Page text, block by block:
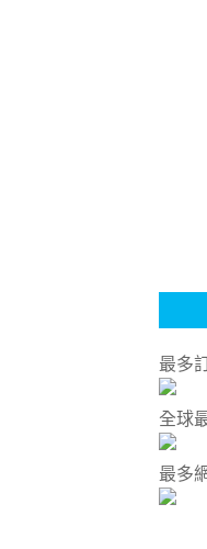
最多
全球
最多